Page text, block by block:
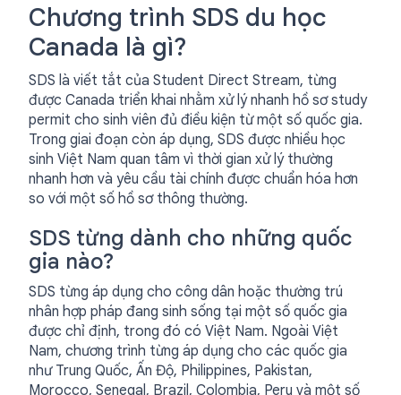
Chương trình SDS du học
Canada là gì?
SDS là viết tắt của Student Direct Stream, từng
được Canada triển khai nhằm xử lý nhanh hồ sơ study
permit cho sinh viên đủ điều kiện từ một số quốc gia.
Trong giai đoạn còn áp dụng, SDS được nhiều học
sinh Việt Nam quan tâm vì thời gian xử lý thường
nhanh hơn và yêu cầu tài chính được chuẩn hóa hơn
so với một số hồ sơ thông thường.
SDS từng dành cho những quốc
gia nào?
SDS từng áp dụng cho công dân hoặc thường trú
nhân hợp pháp đang sinh sống tại một số quốc gia
được chỉ định, trong đó có Việt Nam. Ngoài Việt
Nam, chương trình từng áp dụng cho các quốc gia
như Trung Quốc, Ấn Độ, Philippines, Pakistan,
Morocco, Senegal, Brazil, Colombia, Peru và một số